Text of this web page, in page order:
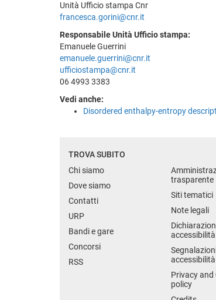
Unità Ufficio stampa Cnr
francesca.gorini@cnr.it
Responsabile Unità Ufficio stampa:
Emanuele Guerrini
emanuele.guerrini@cnr.it
ufficiostampa@cnr.it
06 4993 3383
Vedi anche:
Disordered enthalpy-entropy
TROVA SUBITO
Chi siamo
Dove siamo
Contatti
URP
Bandi e gare
Concorsi
RSS
trasparente
Siti tematici
Note legali
accessibilità
accessibilità
Privacy and
policy